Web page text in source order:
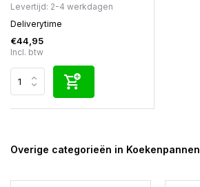
Levertijd: 2-4 werkdagen
Deliverytime
€44,95
Incl. btw
Overige categorieën in Koekenpannen